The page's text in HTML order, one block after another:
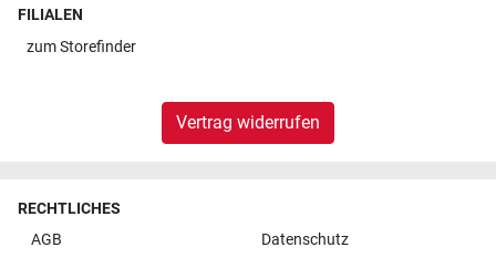
FILIALEN
zumStorefinder
Vertrag widerrufen
RECHTLICHES
AGB
Datenschutz